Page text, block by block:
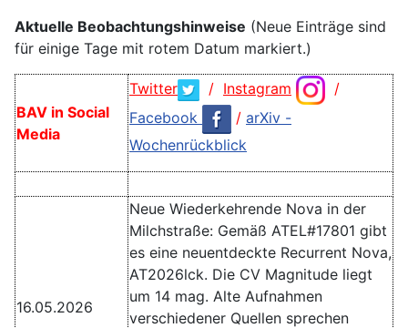
Aktuelle Beobachtungshinweise (Neue Einträge sind
für einige Tage mit rotem Datum markiert.)
BAV in Social
Media
Twitter / Instagram
/
Facebook
/ arXiv -
Wochenrückblick
16.05.2026
Neue Wiederkehrende Nova in der
Milchstraße: Gemäß ATEL#17801 gibt
es eine neuentdeckte Recurrent Nova,
AT2026lck. Die CV Magnitude liegt
um 14 mag. Alte Aufnahmen
verschiedener Quellen sprechen